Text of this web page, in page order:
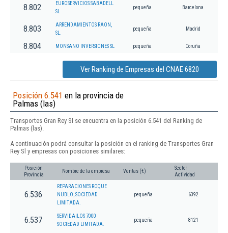
8.802
EUROSERVICIOS SABADELL
SL
pequeña Barcelona
8.803
ARRENDAMIENTOS RAON,
SL.
pequeña Madrid
8.804 MONSANO INVERSIONES SL pequeña Coruña
Ver Ranking de Empresas del CNAE 6820
Posición 6.541 en la provincia de
Palmas (las)
Transportes Gran Rey Sl se encuentra en la posición 6.541 del Ranking de
Palmas (las).
A continuación podrá consultar la posición en el ranking de Transportes Gran
Rey Sl y empresas con posiciones similares:
Posición
Provincia
Nombre de la empresa Ventas (€)
Sector
Actividad
6.536
REPARACIONES ROQUE
NUBLO, SOCIEDAD
LIMITADA.
pequeña 6392
6.537
SERVIDAILOS 7000
SOCIEDAD LIMITADA.
pequeña 8121